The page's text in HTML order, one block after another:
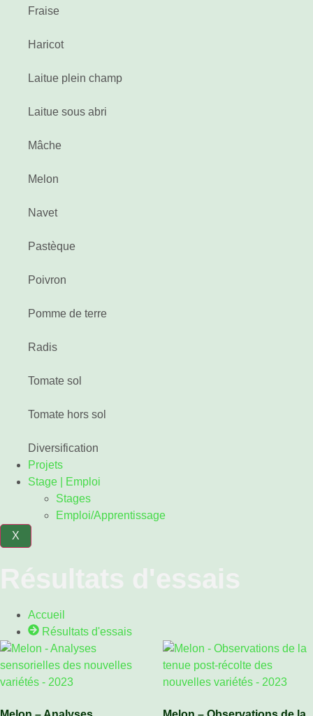
Fraise
Haricot
Laitue plein champ
Laitue sous abri
Mâche
Melon
Navet
Pastèque
Poivron
Pomme de terre
Radis
Tomate sol
Tomate hors sol
Diversification
Projets
Stage | Emploi
Stages
Emploi/Apprentissage
X
Résultats d'essais
Accueil
Résultats d'essais